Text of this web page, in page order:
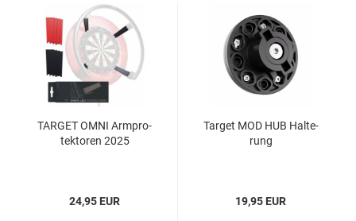
TAR­GET OMNI Arm­pro­
tek­to­ren 2025
24,95 EUR
Tar­get MOD HUB Hal­te­
rung
19,95 EUR